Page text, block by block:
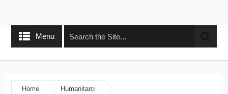
Menu
Home Humanitarci